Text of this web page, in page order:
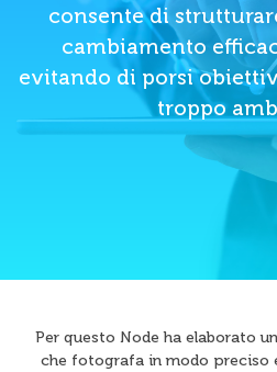
consente di
cambiamento
evitando di porsi
troppo
Per questo Node ha elaborato
che fotografa in modo preciso